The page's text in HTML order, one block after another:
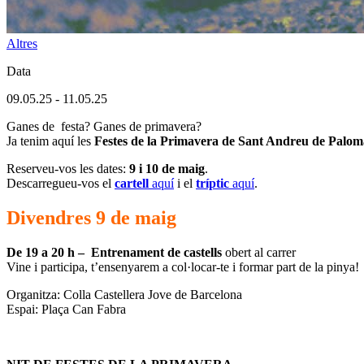
Altres
Data
09.05.25 - 11.05.25
Ganes de festa? Ganes de primavera?
Ja tenim aquí les Festes de la Primavera de Sant Andreu de
Reserveu-vos les dates: 9 i 10 de maig.
Descarregueu-vos el cartell aquíi el tríptic aquí.
Divendres 9 de maig
De 19 a 20 h – Entrenament de castells obert al carrer
Vine i participa, t’ensenyarem a col·locar-te i formar part de la pinya!
Organitza: Colla Castellera Jove de Barcelona
Espai: Plaça Can Fabra